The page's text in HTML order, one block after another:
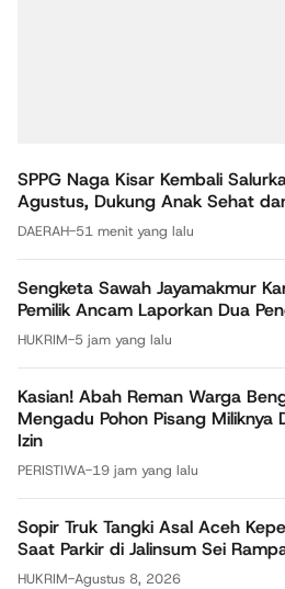
SPPG Naga Kisar Kembali
Agustus, Dukung Anak Sehat
DAERAH-51 menit yang lalu
Sengketa Sawah Jayamakmur
Pemilik Ancam Laporkan Dua
HUKRIM-5 jam yang lalu
Kasian! Abah Reman Warga
Mengadu Pohon Pisang Miliknya
Izin
PERISTIWA-19 jam yang lalu
Sopir Truk Tangki Asal Aceh
Saat Parkir di Jalinsum Sei
HUKRIM-Agustus 8, 2026